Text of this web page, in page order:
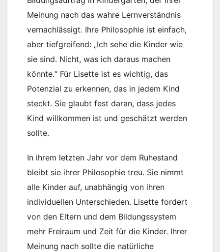
Meinung nach das wahre Lernverständnis
vernachlässigt. Ihre Philosophie ist einfach,
aber tiefgreifend: „Ich sehe die Kinder wie
sie sind. Nicht, was ich daraus machen
könnte.“ Für Lisette ist es wichtig, das
Potenzial zu erkennen, das in jedem Kind
steckt. Sie glaubt fest daran, dass jedes
Kind willkommen ist und geschätzt werden
sollte.
In ihrem letzten Jahr vor dem Ruhestand
bleibt sie ihrer Philosophie treu. Sie nimmt
alle Kinder auf, unabhängig von ihren
individuellen Unterschieden. Lisette fordert
von den Eltern und dem Bildungssystem
mehr Freiraum und Zeit für die Kinder. Ihrer
Meinung nach sollte die natürliche